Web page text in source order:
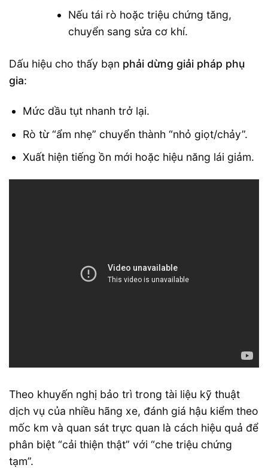
Nếu tái rò hoặc triệu chứng tăng,
chuyển sang sửa cơ khí.
Dấu hiệu cho thấy bạn phải dừng giải pháp phụ
gia:
Mức dầu tụt nhanh trở lại.
Rò từ “ẩm nhẹ” chuyển thành “nhỏ giọt/chảy”.
Xuất hiện tiếng ồn mới hoặc hiệu năng lái giảm.
Theo khuyến nghị bảo trì trong tài liệu kỹ thuật
dịch vụ của nhiều hãng xe, đánh giá hậu kiểm theo
mốc km và quan sát trực quan là cách hiệu quả để
phân biệt “cải thiện thật” với “che triệu chứng
tạm”.